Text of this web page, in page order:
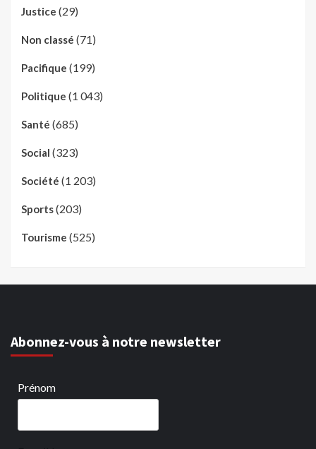
Justice (29)
Non classé (71)
Pacifique (199)
Politique (1 043)
Santé (685)
Social (323)
Société (1 203)
Sports(203)
Tourisme (525)
Abonnez-vous à notre newsletter
Prénom